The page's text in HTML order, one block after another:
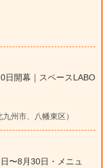
日開幕｜スペースLABO
州市、八幡東区）
〜8月30日・メニュ